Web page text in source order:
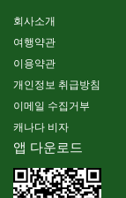
회사소개
여행약관
이용약관
개인정보 취급방침
이메일 수집거부
캐나다 비자
앱 다운로드